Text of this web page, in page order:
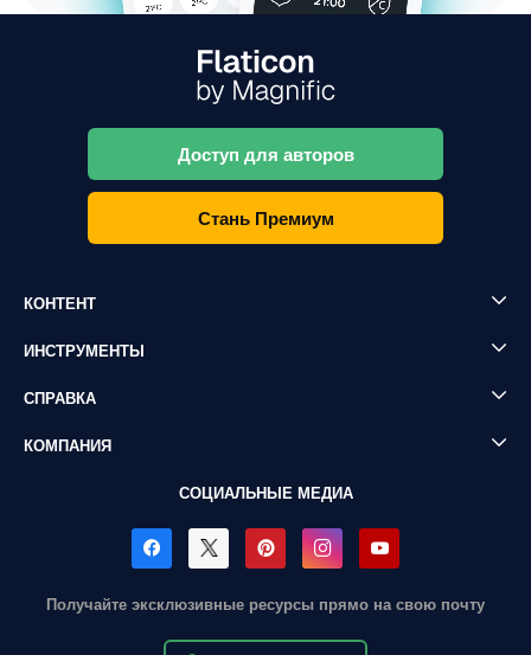
Доступ для авторов
Стань Премиум
КОНТЕНТ
ИНСТРУМЕНТЫ
СПРАВКА
КОМПАНИЯ
СОЦИАЛЬНЫЕ МЕДИА
Получайте эксклюзивные ресурсы прямо на свою почту